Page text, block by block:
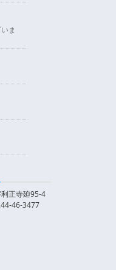
ま
正寺廹95-4
46-3477